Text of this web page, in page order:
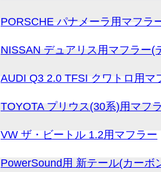
PORSCHE パナメーラ用マフラ
NISSAN デュアリス用マフラー(
AUDI Q3 2.0 TFSI クワトロ用マ
TOYOTA プリウス(30系)用マフ
VW ザ・ビートル 1.2用マフラー
PowerSound用 新テール(カーボ